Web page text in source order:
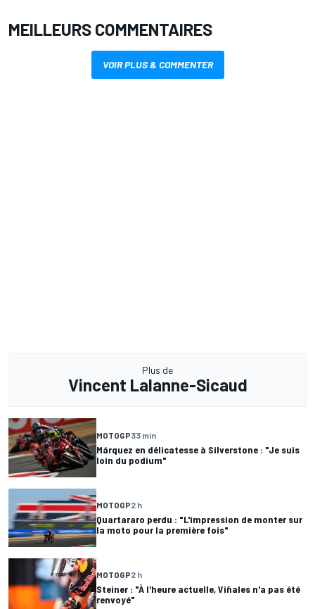
MEILLEURS COMMENTAIRES
VOIR PLUS & COMMENTER
Plus de
Vincent Lalanne-Sicaud
MOTOGP33 min
Márquez en délicatesse à Silverstone : "Je suis
loin du podium"
MOTOGP2 h
Quartararo perdu : "L'impression de monter sur
la moto pour la première fois"
MOTOGP2 h
Steiner : "À l'heure actuelle, Viñales n'a pas été
renvoyé"